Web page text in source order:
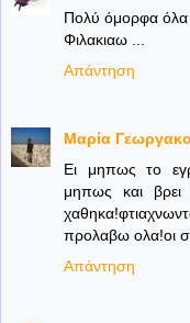
Πολύ όμορφα όλα
Φιλακιαω ...
Απάντηση
Mαρία
Ει μηπως το
μηπως και βρει
προλαβω ολα!οι
Απάντηση